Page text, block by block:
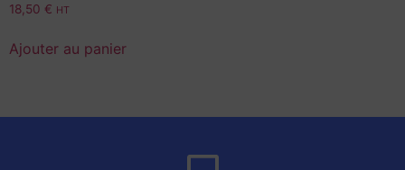
18,50 € HT
Ajouter au panier